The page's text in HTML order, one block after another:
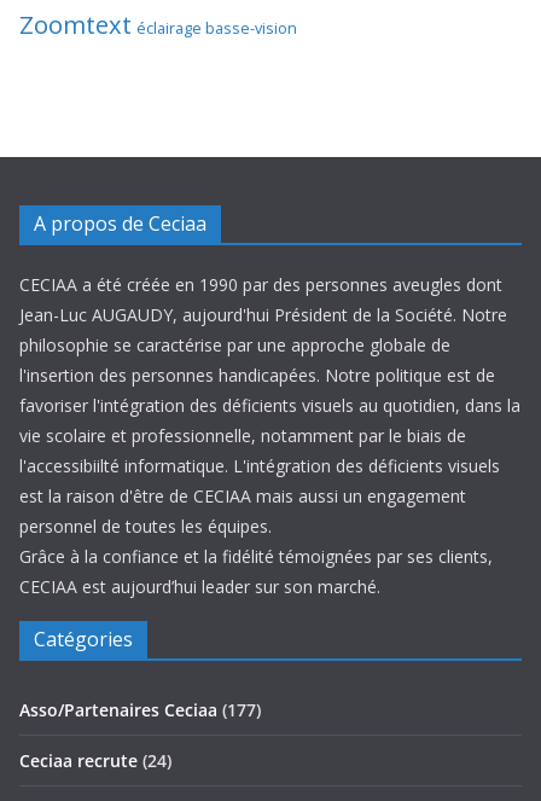
Zoomtext éclairage basse-vision
A propos de Ceciaa
CECIAA a été créée en 1990 par des personnes aveugles dont
Jean-Luc AUGAUDY, aujourd'hui Président de la Société. Notre
philosophie se caractérise par une approche globale de
l'insertion des personnes handicapées. Notre politique est de
favoriser l'intégration des déficients visuels au quotidien, dans la
vie scolaire et professionnelle, notamment par le biais de
l'accessibiilté informatique. L'intégration des déficients visuels
est la raison d'être de CECIAA mais aussi un engagement
personnel de toutes les équipes.
Grâce à la confiance et la fidélité témoignées par ses clients,
CECIAA est aujourd’hui leader sur son marché.
Catégories
Asso/Partenaires Ceciaa (177)
Ceciaa recrute (24)